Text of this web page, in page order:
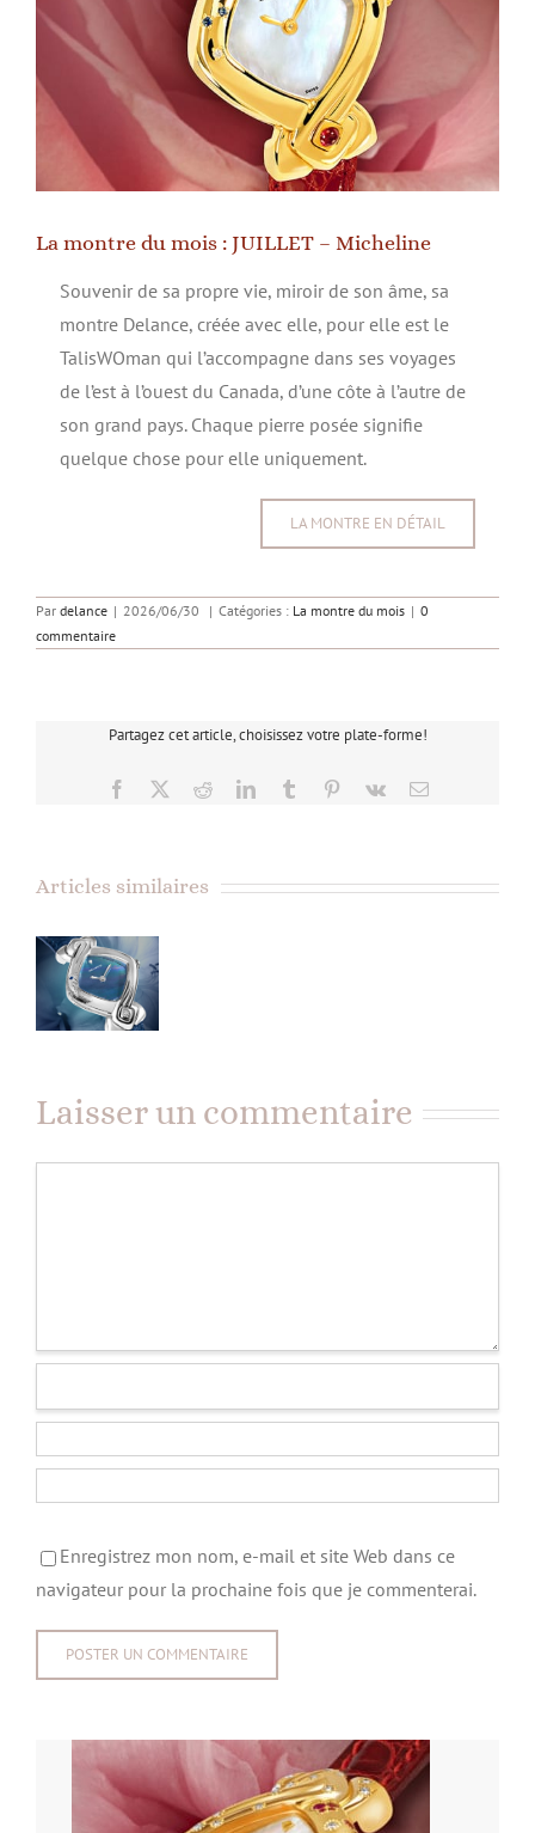
La montre du mois : JUILLET – Micheline
Souvenir de sa propre vie, miroir de son âme, sa
montre Delance, créée avec elle, pour elle est le
TalisWOman qui l’accompagne dans ses voyages
de l’est à l’ouest du Canada, d’une côte à l’autre de
son grand pays. Chaque pierre posée signifie
quelque chose pour elle uniquement.
LA MONTRE EN DÉTAIL
Par delance | 2026/06/30 | Catégories : La montre du mois | 0
commentaire
Partagez cet article, choisissez votre plate-forme!
Facebook RedditLinkedInTumblr Pinterest
Vk Email
Articles similaires
La montre
du mois :
AOÛT – La
Dolphin
Laisser un commentaire
Enregistrez mon nom, e-mail et site Web dans ce
navigateur pour la prochaine fois que je commenterai.